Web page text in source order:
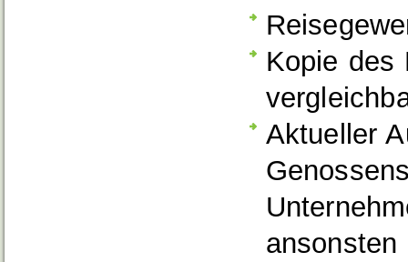
Kopie des
Aktueller